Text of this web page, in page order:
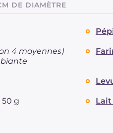
DE DIAMÈTRE
4 moyennes)
50 g